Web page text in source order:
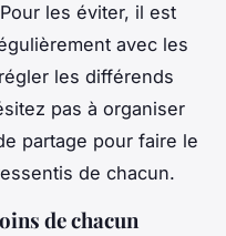
les éviter, il est
avec les
les différends
pas à organiser
partage pour faire le
de chacun.
de chacun